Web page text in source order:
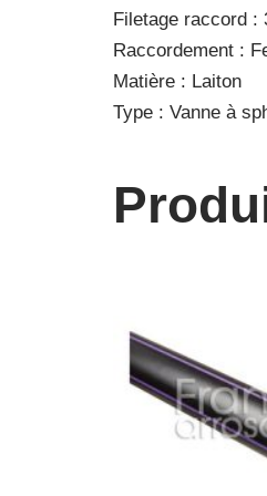
Filetage raccord :
Raccordement :
Matière : Laiton
Type : Vanne à